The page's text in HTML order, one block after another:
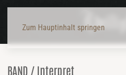
Zum Hauptinhalt springen
BAND / Interpret